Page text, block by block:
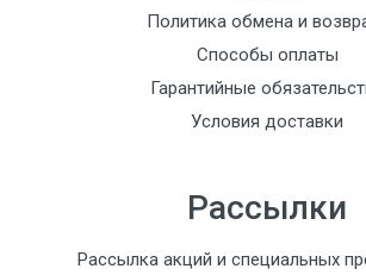
Политика обмена и
Способы оплаты
Гарантийные
Условия доставки
Рассылки
Рассылка акций и специальных